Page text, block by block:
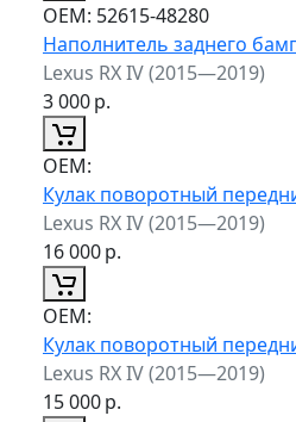
ОЕМ: 52615-48280
Наполнитель заднего
Lexus RX IV (2015—2019)
3 000р.
ОЕМ:
Кулак поворотный
Lexus RX IV (2015—2019)
16 000р.
ОЕМ:
Кулак поворотный
Lexus RX IV (2015—2019)
15 000р.